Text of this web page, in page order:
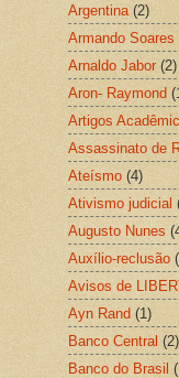
Argentina (2)
Armando Soares
Arnaldo Jabor (2)
Aron- Raymond
Artigos
Assassinato de
Ateísmo (4)
Ativismo judicial
Augusto Nunes
Auxílio-reclusão
Avisos de
Ayn Rand (1)
Banco Central (2)
Banco do Brasil